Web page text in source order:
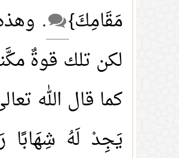
مَقَامِكَ}
.
لكن تلك قوةٌ
كما قال الله
يَجِدْ لَهُ شِهَابًا